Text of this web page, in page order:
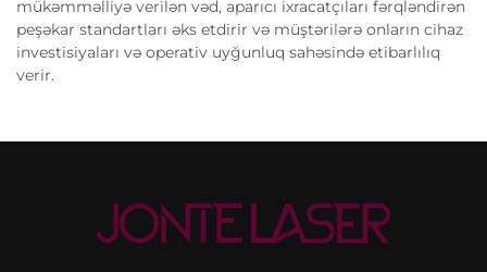
mükəmməlliyə verilən vəd, aparıcı ixracatçıları fərqləndirən
peşəkar standartları əks etdirir və müştərilərə onların cihaz
investisiyaları və operativ uyğunluq sahəsində etibarlılıq
verir.